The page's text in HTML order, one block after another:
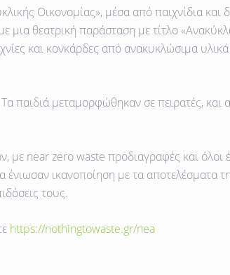
Οικονομίας», μέσα από παιχνίδια
μια θεατρική παράσταση με τίτλο
και κονκάρδες από ανακυκλώσιμα
παιδιά μεταμορφώθηκαν σε πειρατές,
near zero waste προδιαγραφές και όλοι
ικανοποίηση με τα αποτελέσματα
τους.
https://nothingtowaste.gr/nea